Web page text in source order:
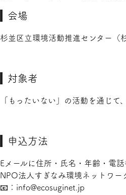
会場
杉並区立環境活動推進センター（
対象者
「もったいない」の活動を通じ
申込方法
Eメールに住所・氏名・年齢・電
NPO法人すぎなみ環境ネットワー
📧：info@ecosuginet.jp